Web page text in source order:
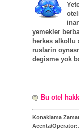
yemekler
herkes
ruslarin
degisme yok
Bu otel
Konaklama
Acenta/